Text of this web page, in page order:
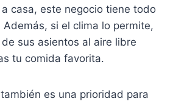
casa, este negocio tiene todo
si el clima lo permite,
sus asientos al aire libre
tu comida favorita.
es una prioridad para